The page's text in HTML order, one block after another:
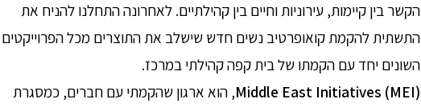
הקשר בין קיימות, עירוניות וחיים בין קהילתיים. לאחרונה התחלנו להניח את
התשתית להקמת קואופרטיב נשים חדש שישלב את התוצרים מכל הפרוייקטים
השונים יחד עם הקמתו של בית קפה קהילתי במרכז.
Middle East Initiatives (MEI), הוא ארגון שהקמתי עם חברים, כמסגרת